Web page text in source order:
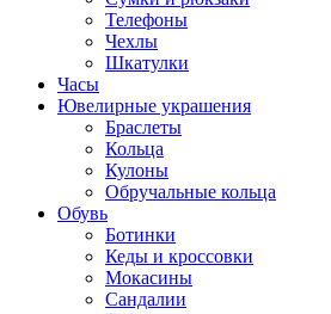
Телефоны
Чехлы
Шкатулки
Часы
Ювелирные украшения
Браслеты
Кольца
Кулоны
Обручальные кольца
Обувь
Ботинки
Кеды и кроссовки
Мокасины
Сандалии